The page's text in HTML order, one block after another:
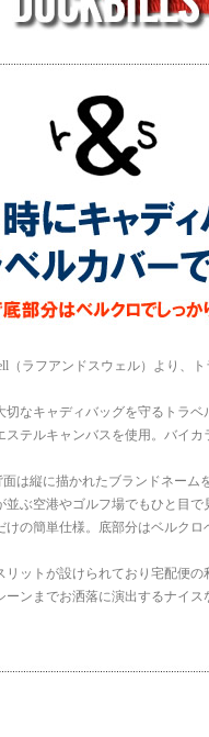
（ラフアンドスウェル）より、
なキャディバッグを守るトラベ
テルキャンバスを使用。バイ
は縦に描かれたブランドネーム
ぶ空港やゴルフ場でもひと目で
の簡単仕様。底部分はベルク
ットが設けられており宅配便の
ンまでお洒落に演出するナイ